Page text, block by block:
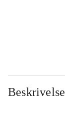
Beskrivelse